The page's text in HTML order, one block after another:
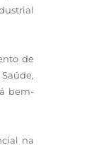
de
bem-
na